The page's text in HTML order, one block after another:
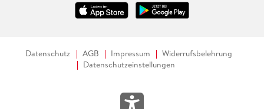
Datenschutz AGB Impressum
Widerrufsbelehrung
Datenschutzeinstellungen